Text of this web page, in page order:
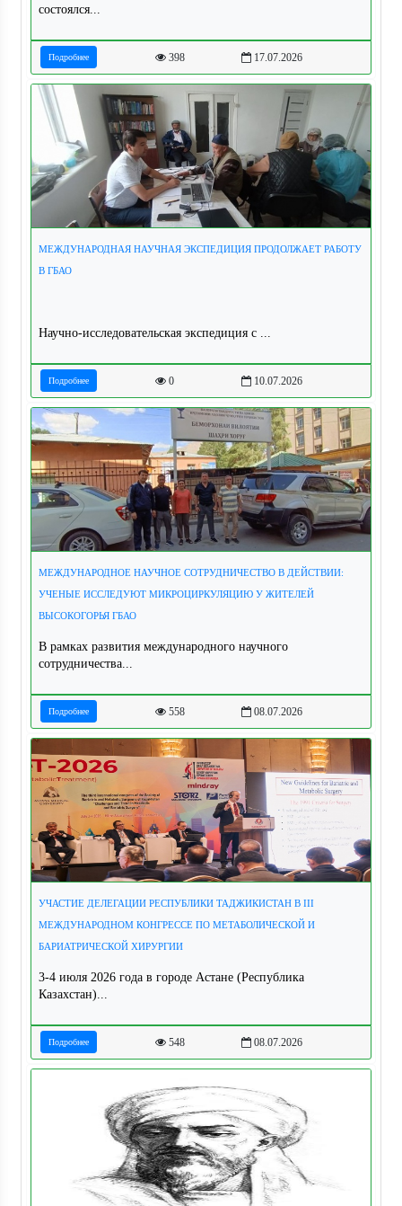
состоялся...
Подробнее 398 17.07.2026
МЕЖДУНАРОДНАЯ НАУЧНАЯ ЭКСПЕДИЦИЯ ПРОДОЛЖАЕТ РАБОТУ
В ГБАО
Научно-исследовательская экспедиция с ...
Подробнее 0 10.07.2026
МЕЖДУНАРОДНОЕ НАУЧНОЕ СОТРУДНИЧЕСТВО В ДЕЙСТВИИ:
УЧЕНЫЕ ИССЛЕДУЮТ МИКРОЦИРКУЛЯЦИЮ У ЖИТЕЛЕЙ
ВЫСОКОГОРЬЯ ГБАО
В рамках развития международного научного
сотрудничества...
Подробнее 558 08.07.2026
УЧАСТИЕ ДЕЛЕГАЦИИ РЕСПУБЛИКИ ТАДЖИКИСТАН В III
МЕЖДУНАРОДНОМ КОНГРЕССЕ ПО МЕТАБОЛИЧЕСКОЙ И
БАРИАТРИЧЕСКОЙ ХИРУРГИИ
3-4 июля 2026 года в городе Астане (Республика
Казахстан)...
Подробнее 548 08.07.2026